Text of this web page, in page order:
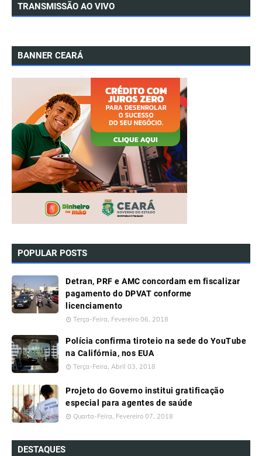
TRANSMISSÃO AO VIVO
BANNER CEARÁ
POPULAR POSTS
Detran, PRF e AMC concordam em fiscalizar
pagamento do DPVAT conforme
licenciamento
Terça-Feira, Fevereiro 06, 2018
Polícia confirma tiroteio na sede do YouTube
na Califórnia, nos EUA
Terça-Feira, Abril 03, 2018
Projeto do Governo institui gratificação
especial para agentes de saúde
Quarta-Feira, Fevereiro 07, 2018
DESTAQUES